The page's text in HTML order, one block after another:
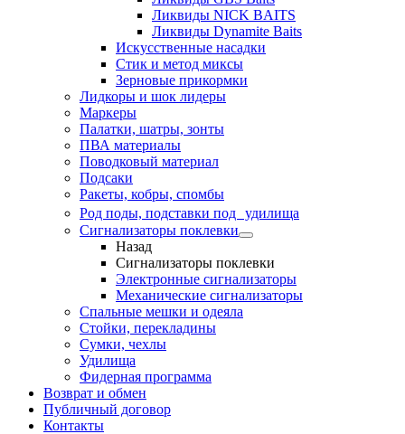
Ликвиды NICK BAITS
Ликвиды Dynamite Baits
Искусственные насадки
Стик и метод миксы
Зерновые прикормки
Лидкоры и шок лидеры
Маркеры
Палатки, шатры, зонты
ПВА материалы
Поводковый материал
Подсаки
Ракеты, кобры, спомбы
Род поды, подставки под удилища
Сигнализаторы поклевки
Назад
Сигнализаторы поклевки
Электронные сигнализаторы
Механические сигнализаторы
Спальные мешки и одеяла
Стойки, перекладины
Сумки, чехлы
Удилища
Фидерная программа
Возврат и обмен
Публичный договор
Контакты